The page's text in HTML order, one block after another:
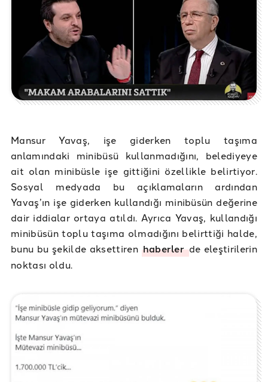
Mansur Yavaş, işe giderken toplu taşıma
anlamındaki minibüsü kullanmadığını, belediyeye
ait olan minibüsle işe gittiğini özellikle belirtiyor.
Sosyal medyada bu açıklamaların ardından
Yavaş’ın işe giderken kullandığı minibüsün değerine
dair iddialar ortaya atıldı. Ayrıca Yavaş, kullandığı
minibüsün toplu taşıma olmadığını belirttiği halde,
bunu bu şekilde aksettiren haberlerde eleştirilerin
noktası oldu.